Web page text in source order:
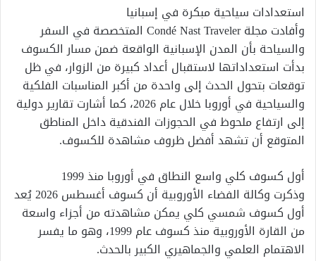
استعدادات سياحية مبكرة في إسبانيا
وأفادت مجلة Condé Nast Traveler المتخصصة في السفر
والسياحة بأن المدن الإسبانية الواقعة ضمن مسار الكسوف
بدأت استعداداتها لاستقبال أعداد كبيرة من الزوار، في ظل
توقعات بتحول الحدث إلى واحدة من أكبر المناسبات الفلكية
والسياحية في أوروبا خلال عام 2026، كما أشارت تقارير دولية
إلى ارتفاع ملحوظ في الحجوزات الفندقية داخل المناطق
المتوقع أن تشهد أفضل ظروف مشاهدة للكسوف.
أول كسوف كلي واسع النطاق في أوروبا منذ 1999
وذكرت وكالة الفضاء الأوروبية أن كسوف أغسطس 2026 يُعد
أول كسوف شمسي كلي يمكن مشاهدته من أجزاء واسعة
من القارة الأوروبية منذ كسوف عام 1999، وهو ما يفسر
الاهتمام العلمي والجماهيري الكبير بالحدث.